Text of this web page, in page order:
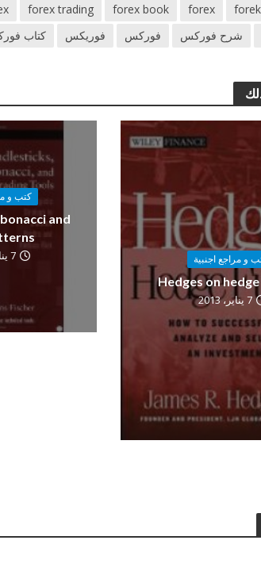
forex
forex book
forex trading
شرح فوركس فوركس فوريكس كتاب
و مراجع اجنبية
Hedges on
7 يناير، 2013
كتب و
and
7 يناير، 2013